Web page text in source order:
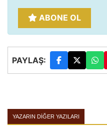
ABONE OL
PAYLAŞ:
YAZARIN DIĞER YAZILARI